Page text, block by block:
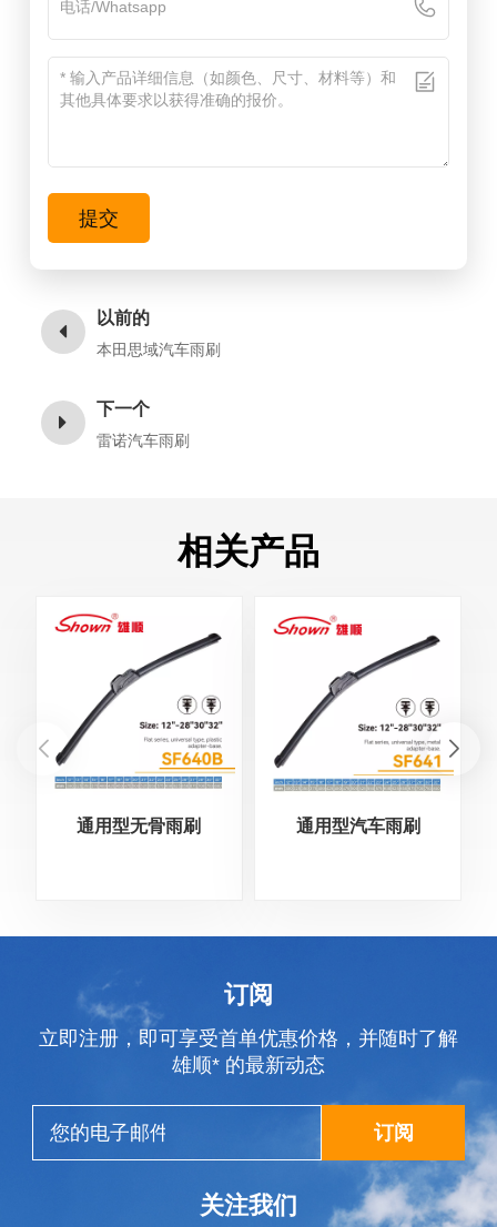
提交
以前的
本田思域汽车雨刷
下一个
雷诺汽车雨刷
相关产品
通用型无骨雨刷 通用型汽车雨刷
订阅
立即注册，即可享受首单优惠价格，并随时了解
雄顺* 的最新动态
订阅
关注我们